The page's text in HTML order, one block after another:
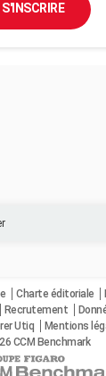
S'INSCRIRE
Charte éditoriale
Recrutement
Utiq Mentions
CCM Benchmark